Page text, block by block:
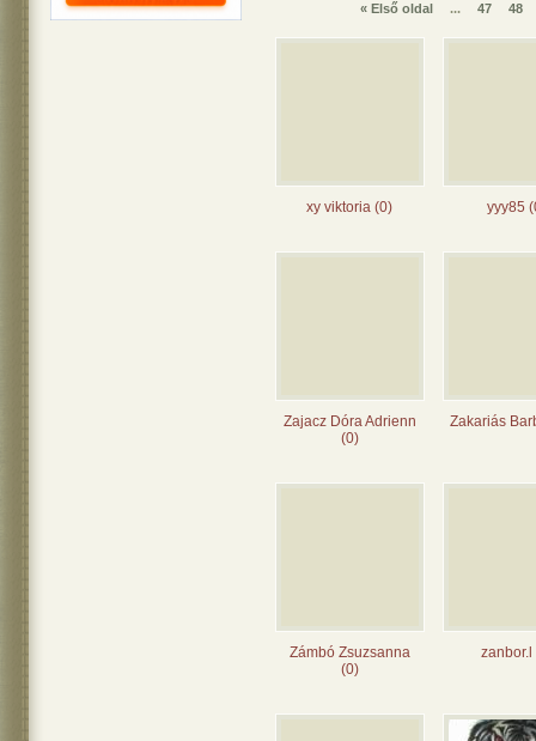
« Első oldal ... 47 48
xy viktoria (0) yyy85
Zajacz Dóra Adrienn
(0)
Zakariás
Zámbó Zsuzsanna
(0)
zanbor.l